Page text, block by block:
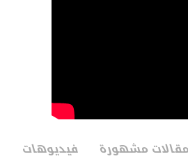
مقالات مشهورة فيديوهات